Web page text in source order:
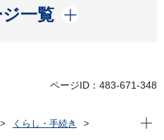
一覧
開く
ページID：483-671-348
くらし・手続き
現在